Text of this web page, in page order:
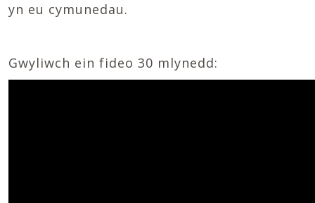
yn eu cymunedau.
Gwyliwch ein fideo 30 mlynedd: